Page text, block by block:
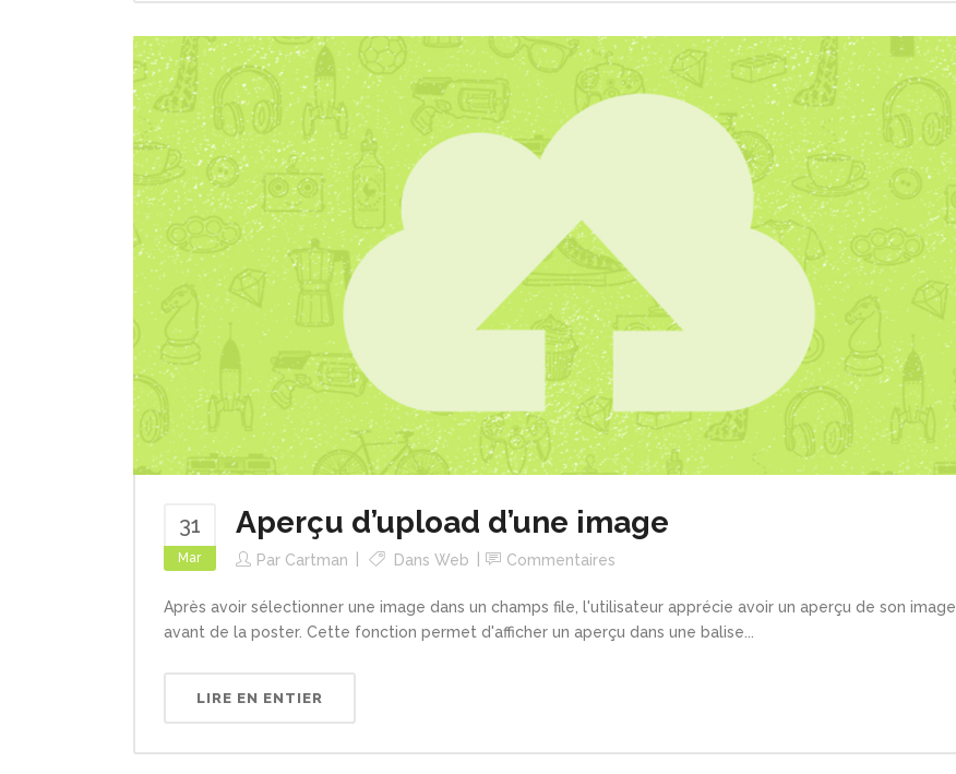
31
Mar
Aperçu d’upload d’une image
Par Cartman Dans Web Commentaires
Après avoir sélectionner une image dans un champs file, l'utilisateur apprécie avoir un aperçu de son image
avant de la poster. Cette fonction permet d'afficher un aperçu dans une balise...
LIRE EN ENTIER